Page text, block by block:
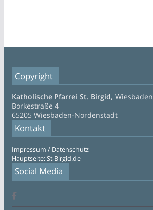
Copyright
Katholische Pfarrei St. Birgid, Wiesbaden
Borkestraße 4
65205 Wiesbaden-Nordenstadt
Kontakt
Impressum / Datenschutz
Hauptseite: St-Birgid.de
Social Media